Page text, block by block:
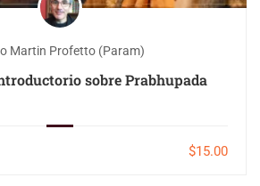
Martin Profetto (Param)
sobre Prabhupada
$15.00